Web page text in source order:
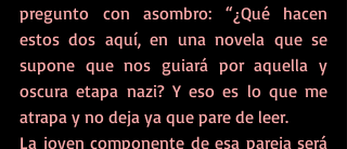
pregunto con asombro: “¿Qué hacen
estos dos aquí, en una novela que se
supone que nos guiará por aquella y
oscura etapa nazi? Y eso es lo que me
atrapa y no deja ya que pare de leer.
La joven componente de esa pareja será